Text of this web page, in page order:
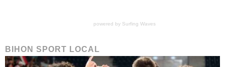
powered by Surfing Waves
BIHON SPORT LOCAL